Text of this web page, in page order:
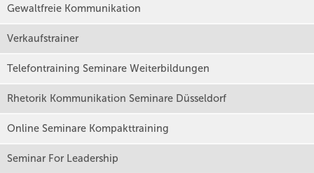
Gewaltfreie Kommunikation
Verkaufstrainer
Telefontraining Seminare Weiterbildungen
Rhetorik Kommunikation Seminare Düsseldorf
Online Seminare Kompakttraining
Seminar For Leadership